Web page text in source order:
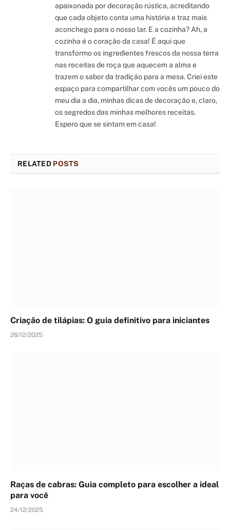
apaixonada por decoração rústica, acreditando
que cada objeto conta uma história e traz mais
aconchego para o nosso lar. E a cozinha? Ah, a
cozinha é o coração da casa! É aqui que
transformo os ingredientes frescos da nossa terra
nas receitas de roça que aquecem a alma e
trazem o sabor da tradição para a mesa. Criei este
espaço para compartilhar com vocês um pouco do
meu dia a dia, minhas dicas de decoração e, claro,
os segredos das minhas melhores receitas.
Espero que se sintam em casa!
RELATED POSTS
Criação de tilápias: O guia definitivo para iniciantes
26/12/2025
Raças de cabras: Guia completo para escolher a ideal
para você
24/12/2025